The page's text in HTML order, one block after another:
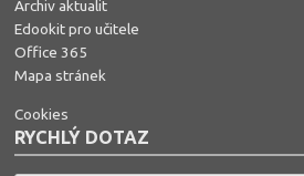
Archiv aktualit
Edookit pro učitele
Office 365
Mapa stránek
Cookies
RYCHLÝ DOTAZ